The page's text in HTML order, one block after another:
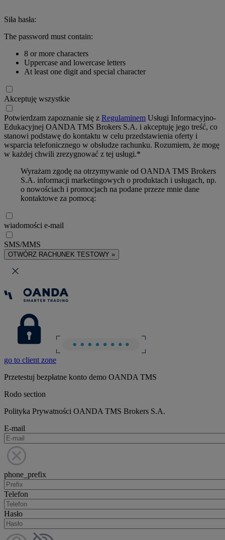
Siła hasła:
The password must contain:
8 or more characters
Uppercase and lowercase letters
At least one digit and special character
Akceptuję wszystkie
Potwierdzam zapoznanie się z Regulaminem Usługi Informacyjno-
Edukacyjnej OANDA TMS Brokers S.A. i akceptuję jego treść, co
stanowi podstawę do kontaktu w celu przedstawienia oferty i
wsparcia telefonicznego w obsłudze rachunku. Rozumiem, że mogę
w każdej chwili zrezygnować z tej usługi.*
Wyrażam zgodę na otrzymywanie od OANDA TMS Brokers
S.A. informacji marketingowych o produktach i usługach, np.
o nowościach i promocjach na podane przeze mnie dane
kontaktowe za pomocą:
wiadomości e-mail
SMS/MMS
OTWÓRZ RACHUNEK TESTOWY »
go to client zone
Przetestuj bezpłatne konto demo OANDA TMS
Rodo section
Polityka Prywatności OANDA TMS Brokers S.A.
E-mail
phone_prefix
Telefon
Hasło